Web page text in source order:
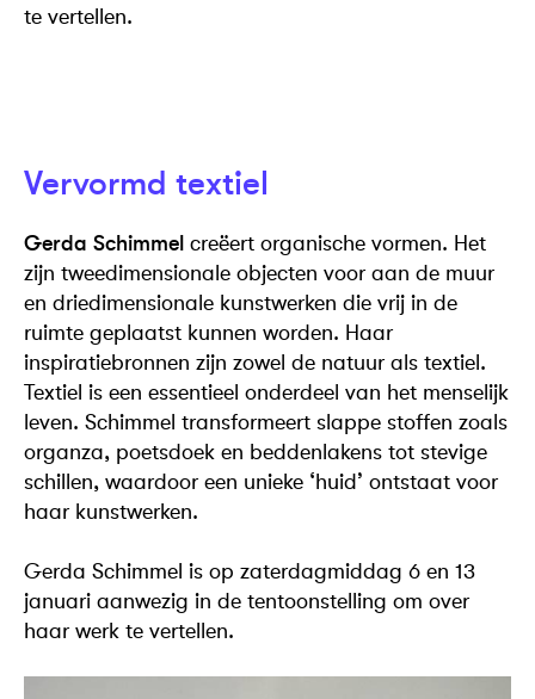
te vertellen.
Vervormd textiel
Gerda Schimmel creëert organische vormen. Het
zijn tweedimensionale objecten voor aan de muur
en driedimensionale kunstwerken die vrij in de
ruimte geplaatst kunnen worden. Haar
inspiratiebronnen zijn zowel de natuur als textiel.
Textiel is een essentieel onderdeel van het menselijk
leven. Schimmel transformeert slappe stoffen zoals
organza, poetsdoek en beddenlakens tot stevige
schillen, waardoor een unieke ‘huid’ ontstaat voor
haar kunstwerken.
Gerda Schimmel is op zaterdagmiddag 6 en 13
januari aanwezig in de tentoonstelling om over
haar werk te vertellen.